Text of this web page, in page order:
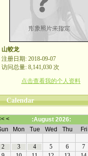
山蛟龙
注册日期: 2018-09-07
访问总量: 8,141,030 次
点击查看我的个人资料
Calendar